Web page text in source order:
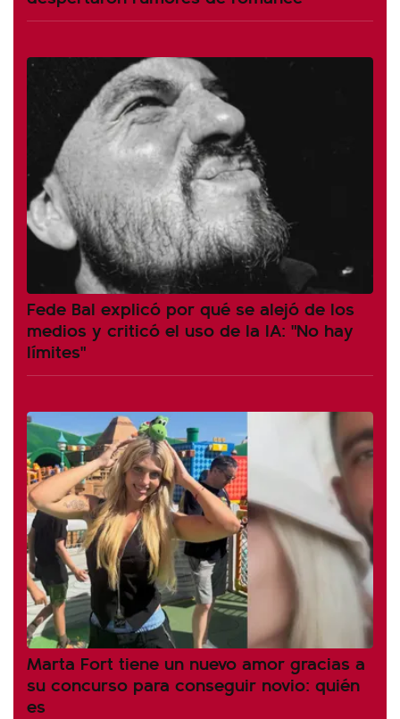
Fede Bal explicó por qué se alejó de los
medios y criticó el uso de la IA: "No hay
límites"
Marta Fort tiene un nuevo amor gracias a
su concurso para conseguir novio: quién
es